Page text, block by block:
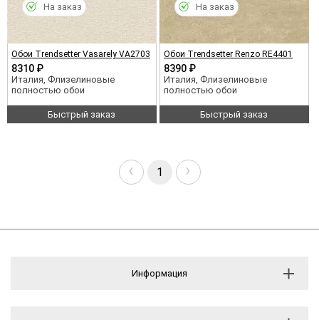
Обои Trendsetter Vasarely VA2703
8310 ₽
Италия, Флизелиновые
полностью обои
Быстрый заказ
На заказ
Обои Trendsetter Renzo RE4401
8390 ₽
Италия, Флизелиновые
полностью обои
Быстрый заказ
На заказ
‹ 1 ›
Информация